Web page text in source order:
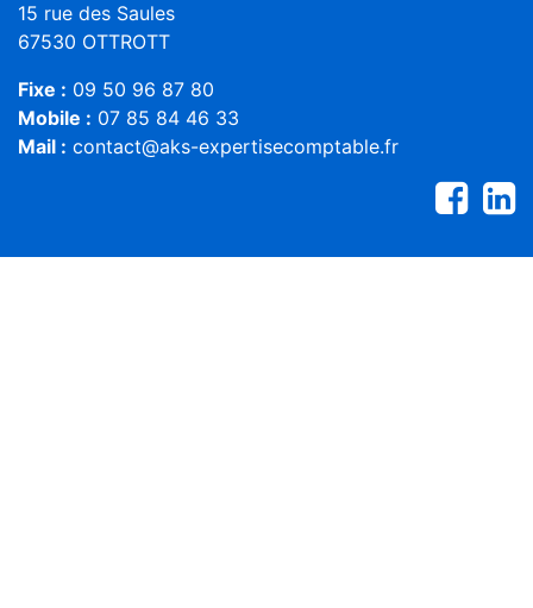
15 rue des Saules
67530 OTTROTT
Fixe : 09 50 96 87 80
Mobile : 07 85 84 46 33
Mail : contact@aks-expertisecomptable.fr